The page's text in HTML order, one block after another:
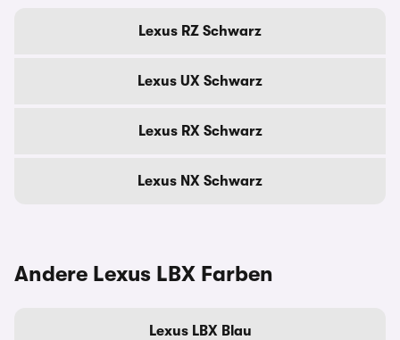
Lexus RZ Schwarz
Lexus UX Schwarz
Lexus RX Schwarz
Lexus NX Schwarz
Andere Lexus LBX Farben
Lexus LBX Blau